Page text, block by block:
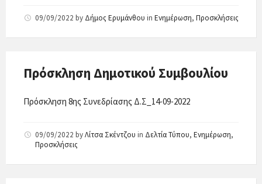
09/09/2022 by Δήμος Ερυμάνθου in Ενημέρωση, Προσκλήσεις
Πρόσκληση Δημοτικού Συμβουλίου
Πρόσκληση 8ης Συνεδρίασης Δ.Σ_14-09-2022
09/09/2022 byΛίτσα Σκέντζου in Δελτία Τύπου, Ενημέρωση,
Προσκλήσεις